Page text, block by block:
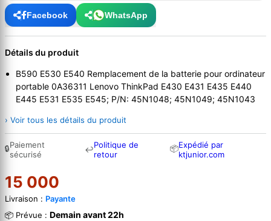
Facebook WhatsApp
Détails du produit
B590 E530 E540 Remplacement de la batterie pour ordinateur
portable 0A36311 Lenovo ThinkPad E430 E431 E435 E440
E445 E531 E535 E545; P/N: 45N1048; 45N1049; 45N1043
› Voir tous les détails du produit
🔒Paiement
sécurisé
↩Politique de
retour
📦Expédié par
ktjunior.com
15 000
Livraison : Payante
📦 Prévue : Demain avant 22h